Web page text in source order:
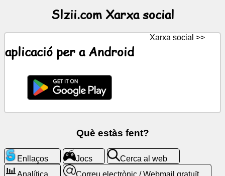
Jocs
al
web
Slzii.com Xarxa social
aplicació per a Android
Xarxa social >>
Què estàs fent?
Enllaços Jocs
Cerca al web
Analítica
Correu electrònic / Webmail gratuït